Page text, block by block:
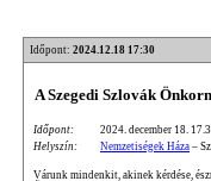
Időpont: 2024.12.18 17:30
A Szegedi Szlovák
Időpont:
2024. december 18.
Helyszín:
Nemzetiségek Háza –
Várunk mindenkit, akinek kérdése,